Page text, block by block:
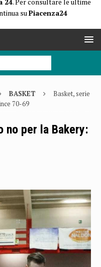
suPiacenza24
BASKET
Basket, serie
70-69
no per la Bakery: